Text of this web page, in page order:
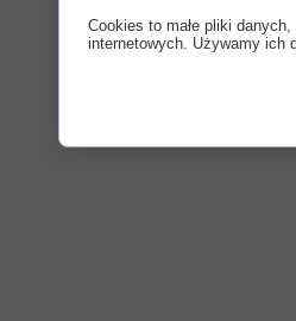
Cookies to małe pliki
internetowych. Używamy ich